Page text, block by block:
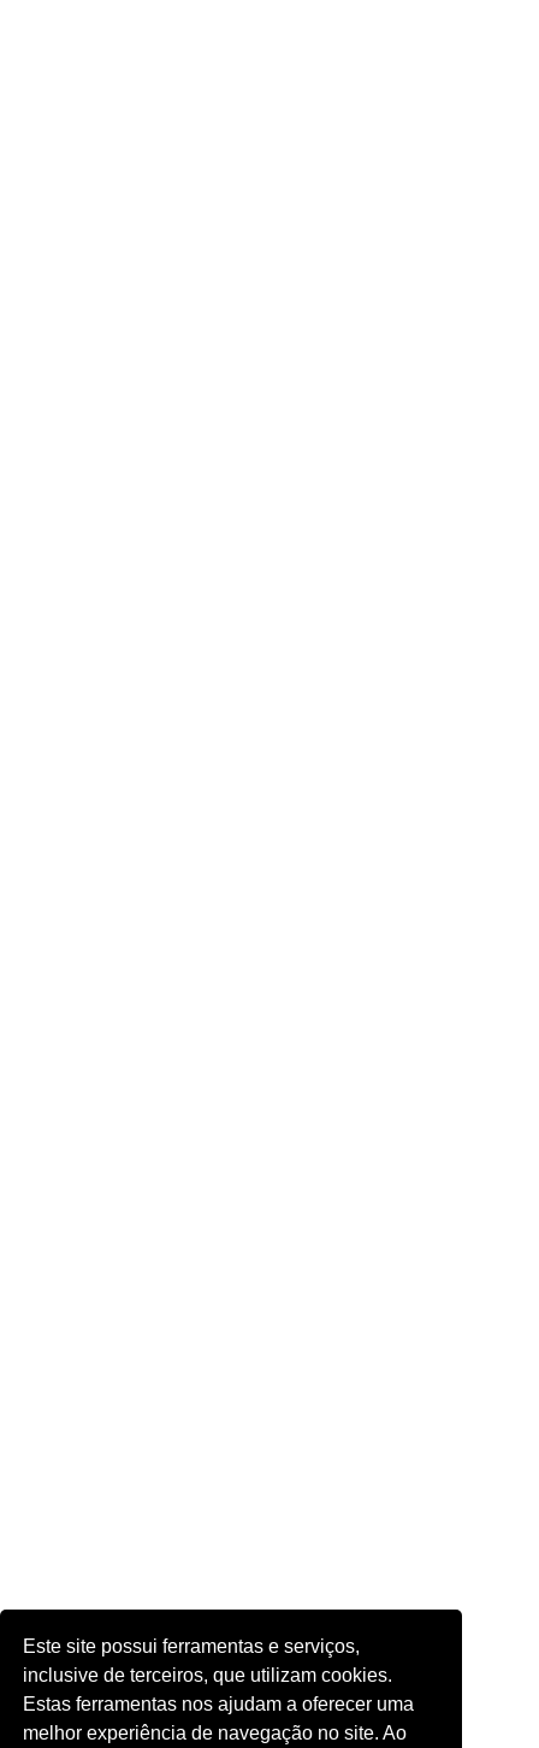
Este site possui ferramentas e serviços,
inclusive de terceiros, que utilizam cookies.
Estas ferramentas nos ajudam a oferecer uma
melhor experiência de navegação no site. Ao